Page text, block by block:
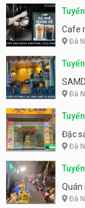
Cafe
Đà
Đà
Nẵng
Đặc
Đà
Quán
Đà